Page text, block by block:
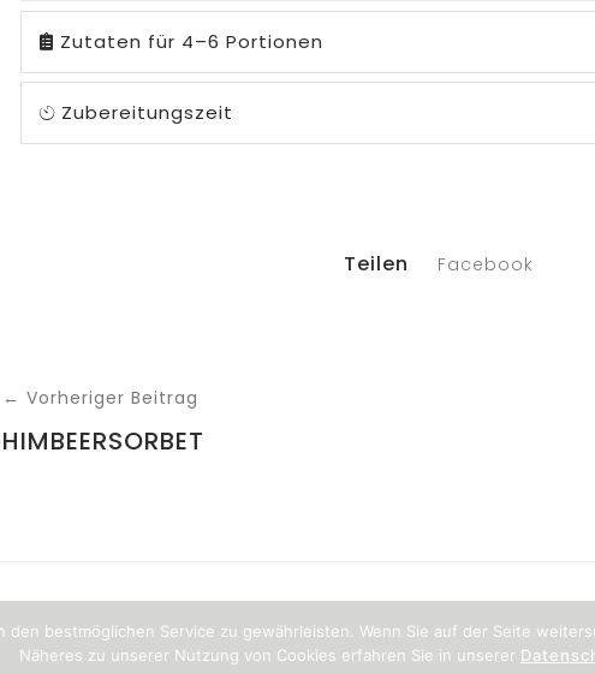
Zutaten für 4–6 Portionen
Zubereitungszeit
Teilen Facebook
← Vorheriger Beitrag
HIMBEERSORBET
den bestmöglichen Service zu gewährleisten. Wenn Sie auf der Seite
Näheres zu unserer Nutzung von Cookies erfahren Sie in unserer